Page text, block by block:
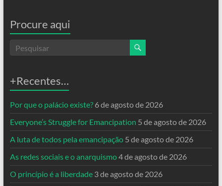
Procure aqui
+Recentes…
Por que o palácio existe? 6 de agosto de 2026
Everyone’s Struggle for Emancipation 5 de agosto de 2026
A luta de todos pela emancipação 5 de agosto de 2026
As redes sociais e o anarquismo4 de agosto de 2026
O princípio é a liberdade 3 de agosto de 2026